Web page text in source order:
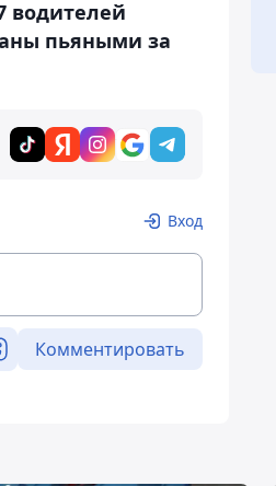
водителей
пьяными за
Вход
Комментировать